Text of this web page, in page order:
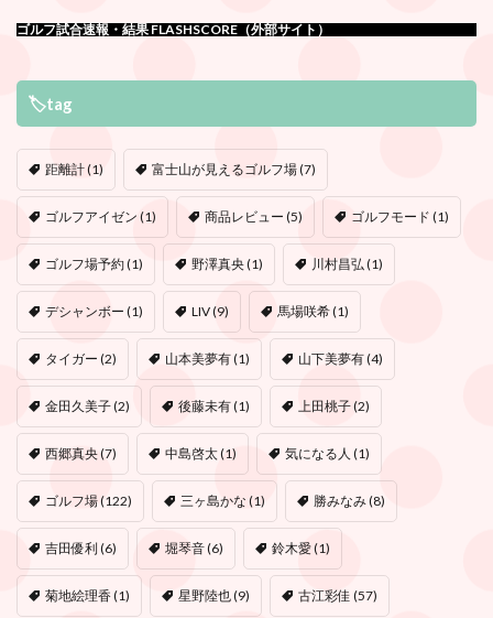
ゴルフ試合速報・結果 FLASHSCORE（外部サイト）
🏷tag
距離計(1) 富士山が見えるゴルフ場(7)
ゴルフアイゼン (1) 商品レビュー (5) ゴルフモード (1)
ゴルフ場予約(1) 野澤真央(1) 川村昌弘(1)
デシャンボー (1) LIV(9) 馬場咲希(1)
タイガー (2) 山本美夢有(1) 山下美夢有(4)
金田久美子(2) 後藤未有(1) 上田桃子(2)
西郷真央(7) 中島啓太(1) 気になる人 (1)
ゴルフ場(122) 三ヶ島かな (1) 勝みなみ(8)
吉田優利 (6) 堀琴音(6) 鈴木愛(1)
菊地絵理香(1) 星野陸也(9) 古江彩佳 (57)